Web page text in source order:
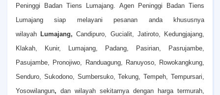
Peninggi Badan Tiens Lumajang. Agen Peninggi Badan Tiens
Lumajang siap melayani pesanan anda khususnya
wilayahLumajang,Candipuro, Gucialit, Jatiroto, Kedungjajang,
Klakah, Kunir, Lumajang, Padang, Pasirian, Pasrujambe,
Pasujambe, Pronojiwo, Randuagung, Ranuyoso, Rowokangkung,
Senduro, Sukodono, Sumbersuko, Tekung, Tempeh, Tempursari,
Yosowilangun, dan wilayah sekitarnya dengan harga termurah,